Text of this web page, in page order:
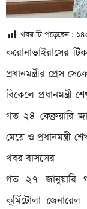
খবর টি পড়েছেন :
করোনাভাইরাসের
প্রধানমন্ত্রীর প্রেস
বিকেলে
গত ২৪ ফেব্রুয়ারি
মেয়ে ও প্রধানমন্ত্রী
খবর বাসসের
গত ২৭ জানুয়ারি
কুর্মিটোলা